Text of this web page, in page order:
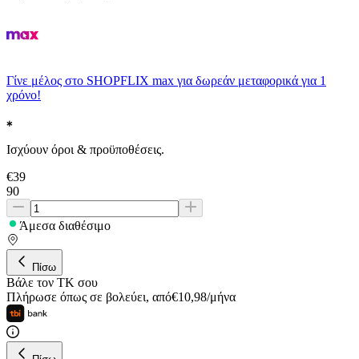
Γίνε μέλος στο SHOPFLIX max για δωρεάν μεταφορικά για 1
χρόνο!
Ισχύουν όροι & προϋποθέσεις.
€39
90
Άμεσα διαθέσιμο
Πίσω
Βάλε τον ΤΚ σου
Πλήρωσε όπως σε βολεύει, από€10,98/μήνα